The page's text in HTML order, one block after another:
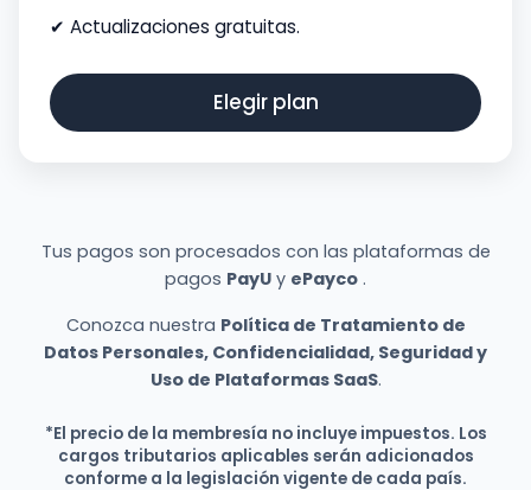
✔ Actualizaciones gratuitas.
Elegir plan
Tus pagos son procesados con las plataformas de
pagos PayU y ePayco .
Conozca nuestra Política de Tratamiento de
Datos Personales, Confidencialidad, Seguridad y
Uso de Plataformas SaaS.
*El precio de la membresía no incluye impuestos. Los
cargos tributarios aplicables serán adicionados
conforme a la legislación vigente de cada país.